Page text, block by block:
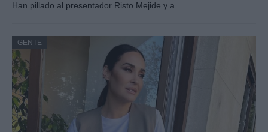
Han pillado al presentador Risto Mejide y a…
GENTE